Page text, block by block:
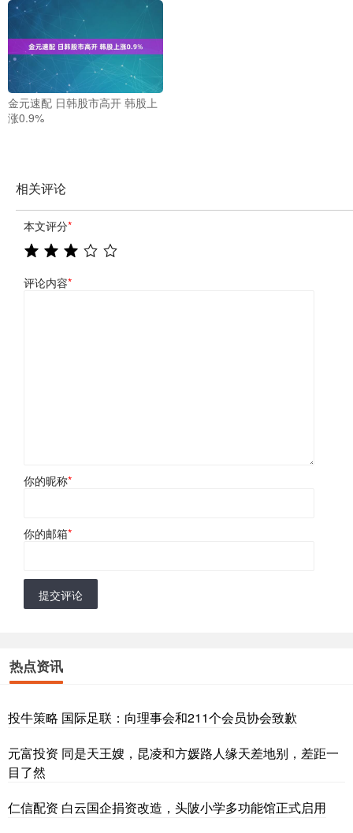
金元速配 日韩股市高开 韩股上
涨0.9%
相关评论
本文评分*
评论内容*
你的昵称*
你的邮箱*
提交评论
热点资讯
投牛策略 国际足联：向理事会和211个会员协会致歉
元富投资 同是天王嫂，昆凌和方媛路人缘天差地别，差距一
目了然
仁信配资 白云国企捐资改造，头陂小学多功能馆正式启用